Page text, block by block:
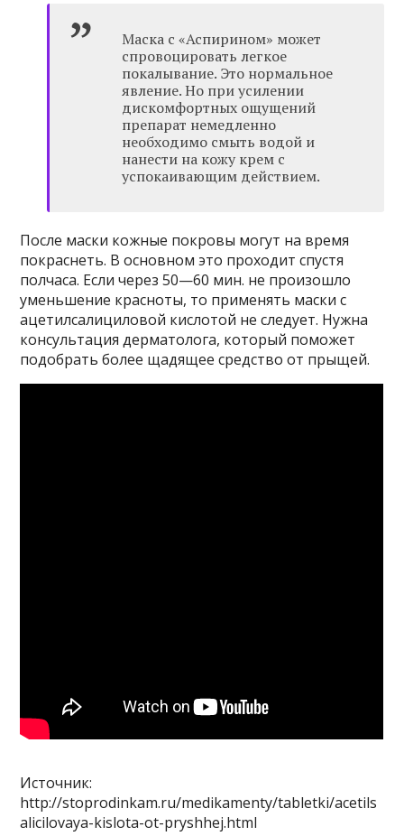
Маска с «Аспирином» может
спровоцировать легкое
покалывание. Это нормальное
явление. Но при усилении
дискомфортных ощущений
препарат немедленно
необходимо смыть водой и
нанести на кожу крем с
успокаивающим действием.
После маски кожные покровы могут на время
покраснеть. В основном это проходит спустя
полчаса. Если через 50—60 мин. не произошло
уменьшение красноты, то применять маски с
ацетилсалициловой кислотой не следует. Нужна
консультация дерматолога, который поможет
подобрать более щадящее средство от прыщей.
Источник:
http://stoprodinkam.ru/medikamenty/tabletki/acetils
alicilovaya-kislota-ot-pryshhej.html